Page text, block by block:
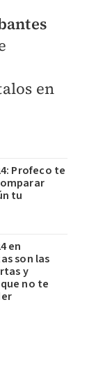
en
Profeco te
tu
en
son las
y
no te